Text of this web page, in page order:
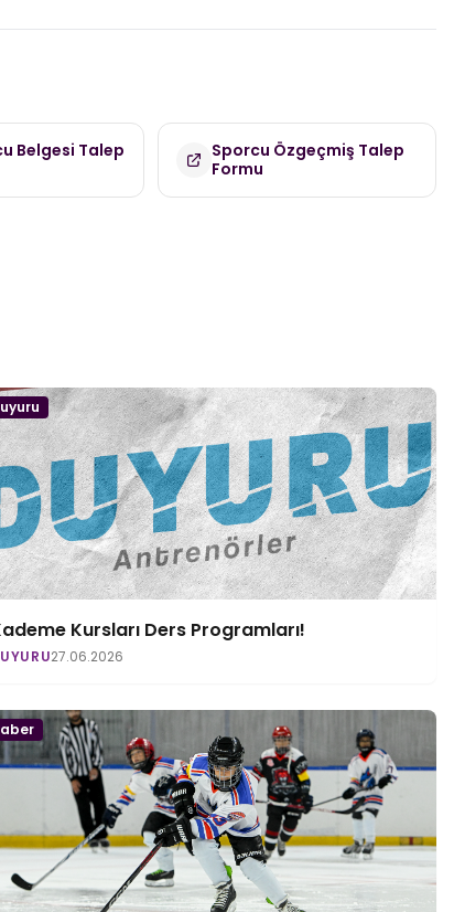
Belgesi Talep
Sporcu Özgeçmiş Talep
Formu
Kursları Ders Programları!
27.06.2026